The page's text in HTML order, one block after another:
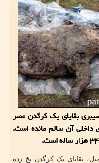
بقایای یک کرگدن عصر
آن سالم مانده است.
بقایای یک کرگدن یخ زده